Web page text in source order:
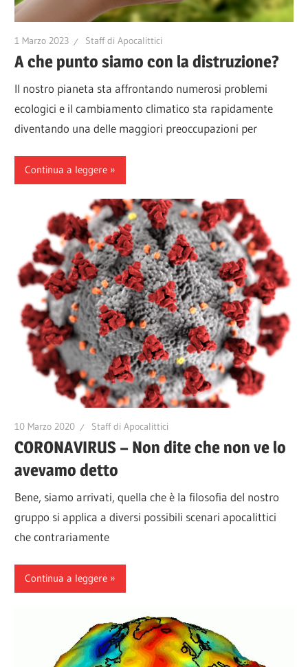
1 Marzo 2023 Staff di Apocalittici
A che punto siamo con la distruzione?
Il nostro pianeta sta affrontando numerosi problemi
ecologici e il cambiamento climatico sta rapidamente
diventando una delle maggiori preoccupazioni per
Continua a leggere
10 Marzo 2020 Staff di Apocalittici
CORONAVIRUS – Non dite che non ve lo
avevamo detto
Bene, siamo arrivati, quella che è la filosofia del nostro
gruppo si applica a diversi possibili scenari apocalittici
che contrariamente
Continua a leggere